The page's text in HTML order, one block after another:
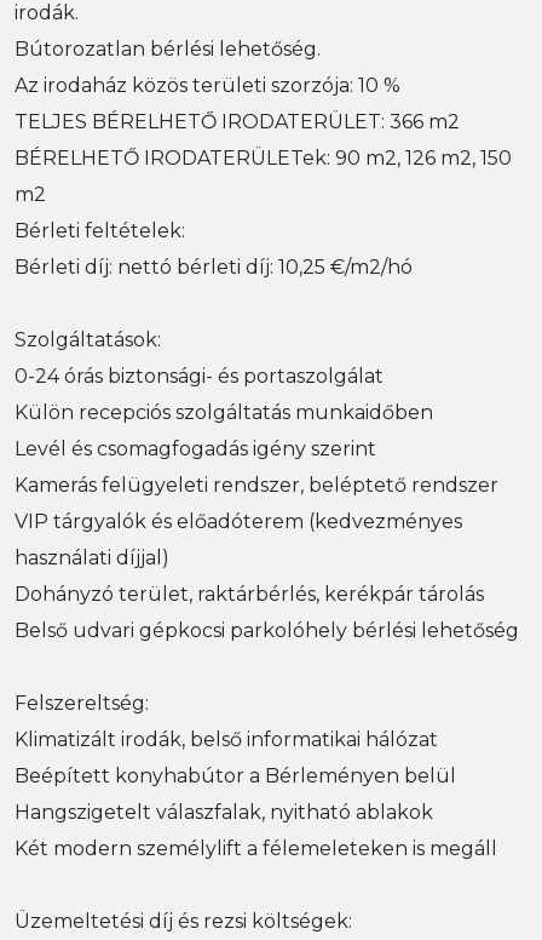
irodák.
Bútorozatlan bérlési lehetőség.
Az irodaház közös területi szorzója: 10 %
TELJES BÉRELHETŐ IRODATERÜLET: 366 m2
BÉRELHETŐ IRODATERÜLETek: 90 m2, 126 m2, 150
m2
Bérleti feltételek:
Bérleti díj: nettó bérleti díj: 10,25 €/m2/hó
Szolgáltatások:
0-24 órás biztonsági- és portaszolgálat
Külön recepciós szolgáltatás munkaidőben
Levél és csomagfogadás igény szerint
Kamerás felügyeleti rendszer, beléptető rendszer
VIP tárgyalók és előadóterem (kedvezményes
használati díjjal)
Dohányzó terület, raktárbérlés, kerékpár tárolás
Belső udvari gépkocsi parkolóhely bérlési lehetőség
Felszereltség:
Klimatizált irodák, belső informatikai hálózat
Beépített konyhabútor a Bérleményen belül
Hangszigetelt válaszfalak, nyitható ablakok
Két modern személylift a félemeleteken is megáll
Üzemeltetési díj és rezsi költségek: